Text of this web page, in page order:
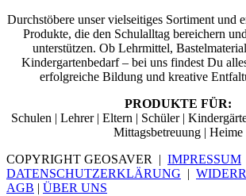
Durchstöbere unser vielseitiges Sortiment und
Produkte, die den Schulalltag bereichern
unterstützen. Ob Lehrmittel,
Kindergartenbedarf – bei uns findest Du
erfolgreiche Bildung und kreative
PRODUKTE FÜR:
Schulen | Lehrer | Eltern | Schüler |
Mittagsbetreuung | Heime
COPYRIGHT GEOSAVER | IMPRESSUM
DATENSCHUTZERKLÄRUNG |
AGB | ÜBER UNS